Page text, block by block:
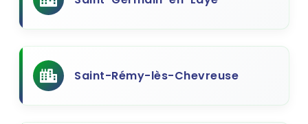
Saint-Rémy-lès-Chevreuse